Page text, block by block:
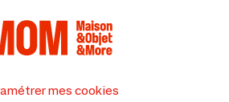
mes cookies